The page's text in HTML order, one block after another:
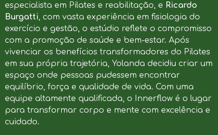
especialista em Pilates e reabilitação, e Ricardo
Burgatti, com vasta experiência em fisiologia do
exercício e gestão, o estúdio reflete o compromisso
com a promoção de saúde e bem-estar. Após
vivenciar os benefícios transformadores do Pilates
em sua própria trajetória, Yolanda decidiu criar um
espaço onde pessoas pudessem encontrar
equilíbrio, força e qualidade de vida. Com uma
equipe altamente qualificada, o Innerflow é o lugar
para transformar corpo e mente com excelência e
cuidado.